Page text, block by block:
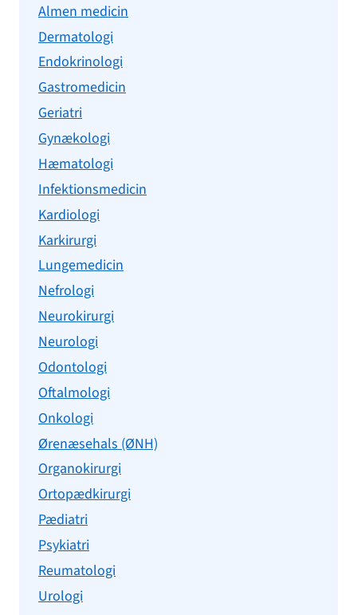
Almen medicin
Dermatologi
Endokrinologi
Gastromedicin
Geriatri
Gynækologi
Hæmatologi
Infektionsmedicin
Kardiologi
Karkirurgi
Lungemedicin
Nefrologi
Neurokirurgi
Neurologi
Odontologi
Oftalmologi
Onkologi
Ørenæsehals (ØNH)
Organokirurgi
Ortopædkirurgi
Pædiatri
Psykiatri
Reumatologi
Urologi